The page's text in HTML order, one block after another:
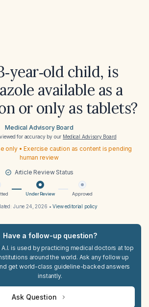
child, is
available as a
or only as tablets?
Medical Advisory Board
for accuracy by our Medical Advisory Board
only • Exercise caution as content is pending
human review
Article Review Status
Under Review Approved
June 24, 2026 •View editorial policy
Have a follow-up question?
A.I. is used by practicing medical doctors at top
around the world. Ask any follow up
get world-class guideline-backed answers
instantly.
Ask Question